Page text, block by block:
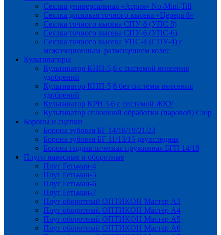
Сеялка универсальная «Атрия» No-Mini-Till
Сеялка дисковая точного высева «Церера 8»
Сеялка точного высева СПУ-8 (УПС 8)
Сеялка точного высева СПУ-6 (УПС-6)
Сеялка точного высева УПС-4 (СПУ-4) с
межсекционным размещением колес
Культиваторы
Культиватор КНП-5,6 с системой внесения
удобрений
Культиватор КНП-5,6 без системы внесения
удобрений
Культиватор КРН 5.6 с системой ЖКУ
Культиватор сплошной обработки (паровой) Crop
Бороны и сцепки
Борона зубовая БГ 14/18/19/21/23
Борона зубовая БГ 11/13/15 двухследная
Борона гидравлическая пружинная БГП 14/18
Плуги навесные и оборотные
Плуг Гетьман-4
Плуг Гетьман-5
Плуг Гетьман-6
Плуг Гетьман-7
Плуг оборотный ОПТИКОН Мастер А3
Плуг оборотный ОПТИКОН Мастер А4
Плуг оборотный ОПТИКОН Мастер А5
Плуг оборотный ОПТИКОН Мастер А6